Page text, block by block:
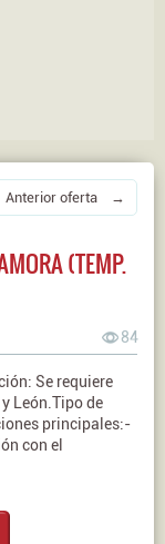
Anterior oferta →
(TEMP.
84
Se requiere
León.Tipo de
principales:-
con el